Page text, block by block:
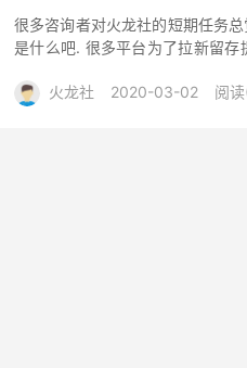
很多咨询者对火龙社的短期任务
是什么吧. 很多平台为了拉新留存
火龙社
2020-03-02 阅